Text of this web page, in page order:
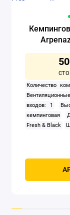
Количество
входов: 1
кемпинговая
Fresh & Black